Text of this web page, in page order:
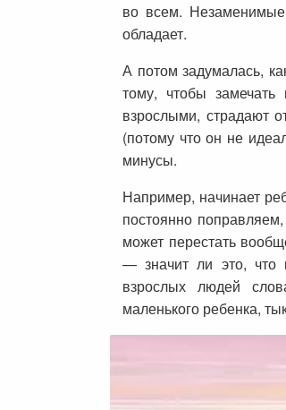
во всем.
обладает.
А потом задумалась,
тому, чтобы
взрослыми, страдают
(потому что он не
минусы.
Например, начинает
постоянно
может перестать
— значит ли это, что
взрослых людей
маленького ребенка,